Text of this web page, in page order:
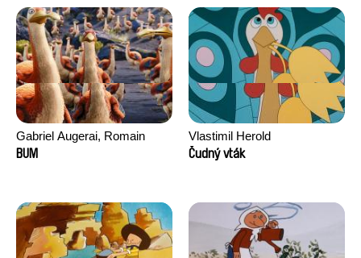
Gabriel Augerai, Romain
Augier, Laurie Pereira De
BUM
Vlastimil Herold
Čudný vták